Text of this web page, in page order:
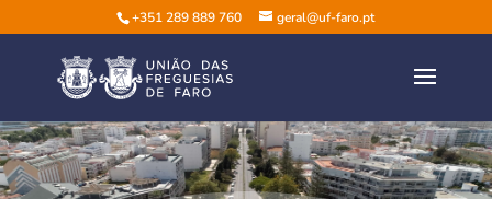
+351 289 889 760 geral@uf-faro.pt